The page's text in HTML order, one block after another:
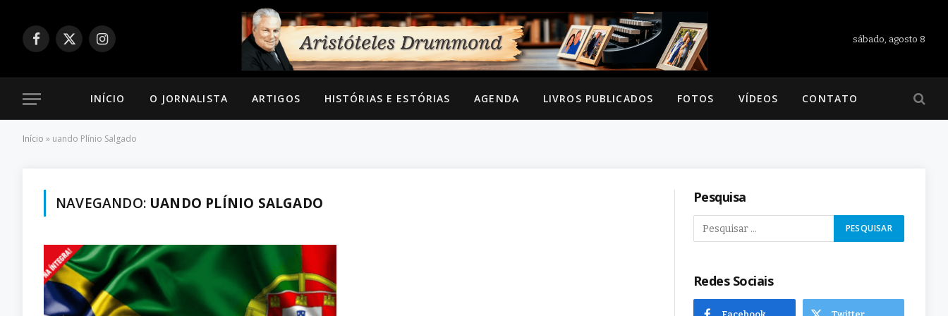
Facebook
X
Instagram
sábado, agosto 8
INÍCIO O JORNALISTA ARTIGOS HISTÓRIAS E ESTÓRIAS AGENDA LIVROS PUBLICADOS FOTOS VÍDEOS CONTATO
Início » uando Plínio Salgado
NAVEGANDO: UANDO PLÍNIO SALGADO Pesquisa
Redes Sociais